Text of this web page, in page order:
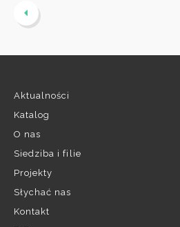
Aktualności
Katalog
O nas
Siedziba i filie
Projekty
Słychać nas
Kontakt